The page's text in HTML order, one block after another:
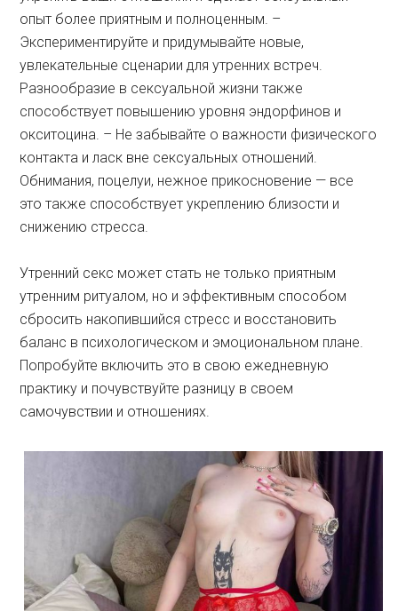
опыт более приятным и полноценным. –
Экспериментируйте и придумывайте новые,
увлекательные сценарии для утренних встреч.
Разнообразие в сексуальной жизни также
способствует повышению уровня эндорфинов и
окситоцина. – Не забывайте о важности физического
контакта и ласк вне сексуальных отношений.
Обнимания, поцелуи, нежное прикосновение — все
это также способствует укреплению близости и
снижению стресса.
Утренний секс может стать не только приятным
утренним ритуалом, но и эффективным способом
сбросить накопившийся стресс и восстановить
баланс в психологическом и эмоциональном плане.
Попробуйте включить это в свою ежедневную
практику и почувствуйте разницу в своем
самочувствии и отношениях.